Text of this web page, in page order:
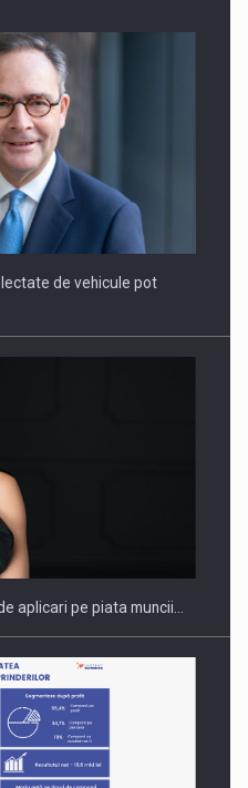
DELIVER TECHNOLOGY FOR
COMPANIES ON THE
de vehicule pot
aplicari pe piata muncii…